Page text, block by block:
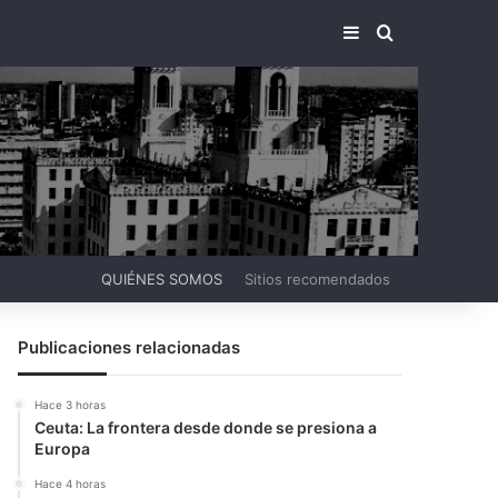
BARRA LATERAL
BUSCAR
QUIÉNES SOMOS Sitios recomendados
Publicaciones relacionadas
Hace 3 horas
Ceuta: La frontera desde donde se presiona a
Europa
Hace 4 horas